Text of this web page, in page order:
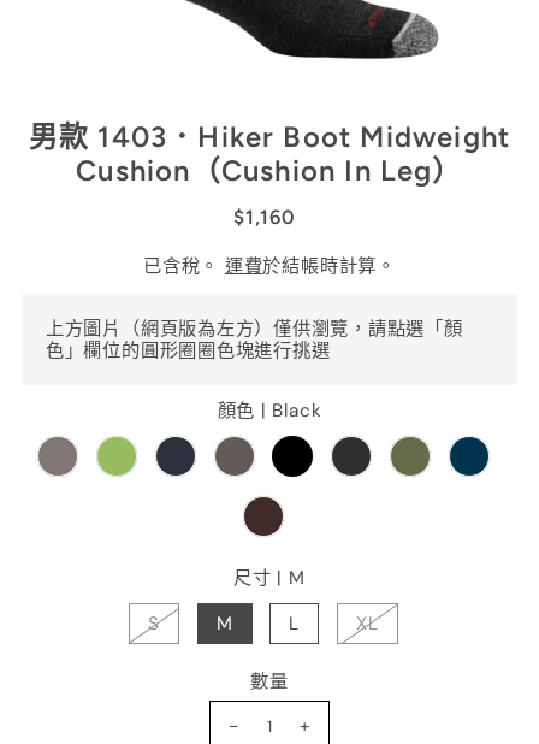
男款 1403．Hiker Boot Midweight
Cushion（Cushion In Leg）
$1,160
已含稅。 運費於結帳時計算。
上方圖片（網頁版為左方）僅供瀏覽，請點選「顏
色」欄位的圓形圈圈色塊進行挑選
顏色 | Black
尺寸 | M
S
M L XL
數量
-
+